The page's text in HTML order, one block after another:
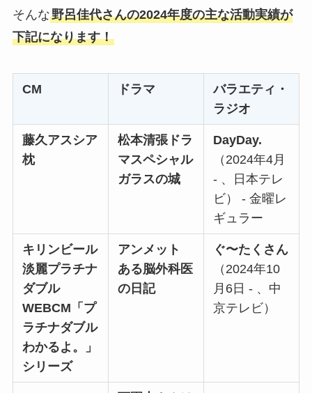
そんな野呂佳代さんの2024年度の主な活動実績が
下記になります！
CM ドラマ
バラエティ・
ラジオ
藤久アスシア
枕
松本清張ドラ
マスペシャル
ガラスの城
DayDay.
（2024年4月
- 、日本テレ
ビ） - 金曜レ
ギュラー
キリンビール
淡麗プラチナ
ダブル
WEBCM「プ
ラチナダブル
わかるよ。」
シリーズ
アンメット
ある脳外科医
の日記
ぐ〜たくさん
（2024年10
月6日 - 、中
京テレビ）